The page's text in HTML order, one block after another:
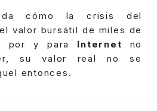
cómo la crisis del
valor bursátil de miles de
por y para Internet no
su valor real no se
entonces.